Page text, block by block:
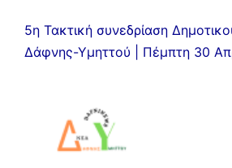
5η Τακτική συνεδρίαση
Δάφνης-Υμηττού | Πέμπτη 30